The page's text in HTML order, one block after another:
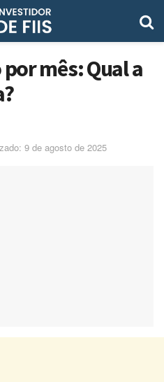
mês: Qual a
9 de agosto de 2025